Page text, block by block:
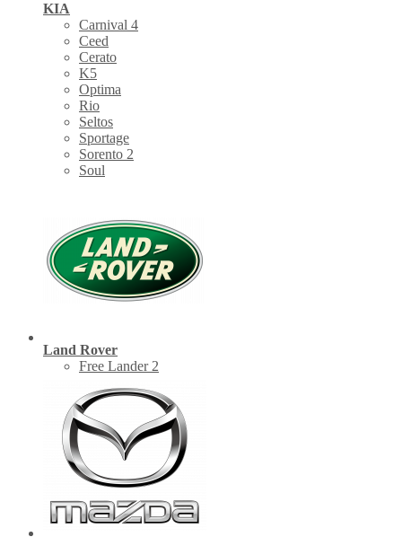
KIA
Carnival 4
Ceed
Cerato
K5
Optima
Rio
Seltos
Sportage
Sorento 2
Soul
Land Rover
Free Lander 2